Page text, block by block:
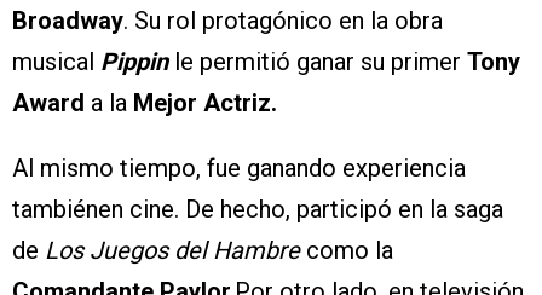
Broadway. Su rol protagónico en la obra
musical Pippin le permitió ganar su primer Tony
Award a la Mejor Actriz.
Al mismo tiempo, fue ganando experiencia
tambiénen cine. De hecho, participó en la saga
de Los Juegos del Hambrecomo la